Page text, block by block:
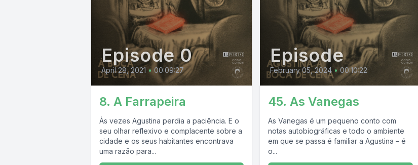
Episode 0
April 28, 2021 • 00:09:27
8. A Farrapeira
Às vezes Agustina perdia a paciência. E o
seu olhar reflexivo e complacente sobre a
cidade e os seus habitantes encontrava
uma razão para...
Episode
February 05, 2024 • 00:10:22
45. As Vanegas
As Vanegas é um pequeno conto com
notas autobiográficas e todo o ambiente
em que se passa é familiar a Agustina – é
o...